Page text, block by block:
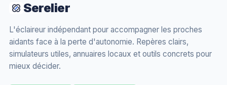
Serelier
L'éclaireur indépendant pour accompagner les proches
aidants face à la perte d'autonomie. Repères clairs,
simulateurs utiles, annuaires locaux et outils concrets pour
mieux décider.